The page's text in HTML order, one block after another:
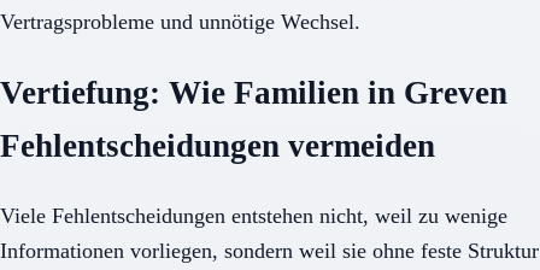
Vertragsprobleme und unnötige Wechsel.
Vertiefung: Wie Familien in Greven
Fehlentscheidungen vermeiden
Viele Fehlentscheidungen entstehen nicht, weil zu wenige
Informationen vorliegen, sondern weil sie ohne feste Struktur